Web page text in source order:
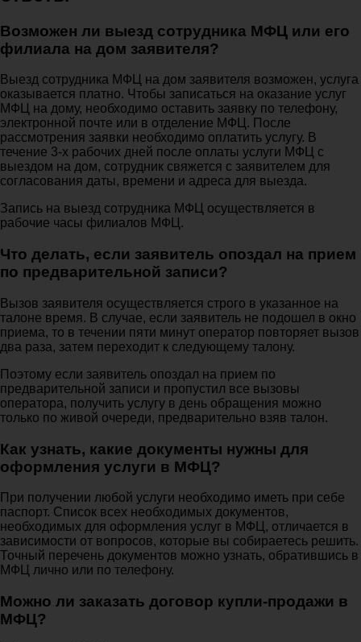
Возможен ли выезд сотрудника МФЦ или его
филиала на дом заявителя?
Выезд сотрудника МФЦ на дом заявителя возможен, услуга
оказывается платно. Чтобы записаться на оказание услуг
МФЦ на дому, необходимо оставить заявку по телефону,
электронной почте или в отделение МФЦ. После
рассмотрения заявки необходимо оплатить услугу. В
течение 3-х рабочих дней после оплаты услуги МФЦ с
выездом на дом, сотрудник свяжется с заявителем для
согласования даты, времени и адреса для выезда.
Запись на выезд сотрудника МФЦ осуществляется в
рабочие часы филиалов МФЦ.
Что делать, если заявитель опоздал на прием
по предварительной записи?
Вызов заявителя осуществляется строго в указанное на
талоне время. В случае, если заявитель не подошел в окно
приема, то в течении пяти минут оператор повторяет вызов
два раза, затем переходит к следующему талону.
Поэтому если заявитель опоздал на прием по
предварительной записи и пропустил все вызовы
оператора, получить услугу в день обращения можно
только по живой очереди, предварительно взяв талон.
Как узнать, какие документы нужны для
оформления услуги в МФЦ?
При получении любой услуги необходимо иметь при себе
паспорт. Список всех необходимых документов,
необходимых для оформления услуг в МФЦ, отличается в
зависимости от вопросов, которые вы собираетесь решить.
Точный перечень документов можно узнать, обратившись в
МФЦ лично или по телефону.
Можно ли заказать договор купли-продажи в
МФЦ?